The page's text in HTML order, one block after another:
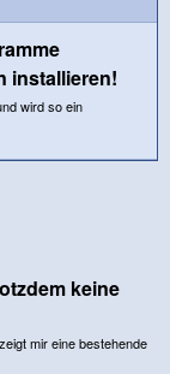
installieren!
wird so ein
keine
mir eine bestehende